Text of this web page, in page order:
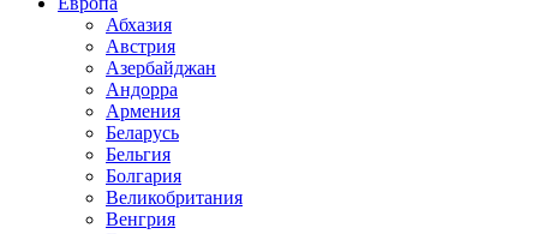
Абхазия
Австрия
Азербайджан
Андорра
Армения
Беларусь
Бельгия
Болгария
Великобритания
Венгрия